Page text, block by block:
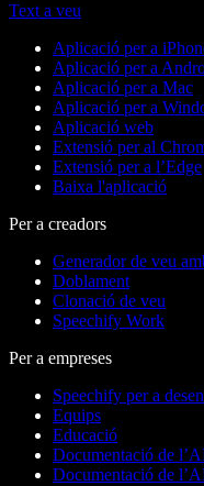
Text a veu
Aplicació per a
Aplicació per a
Aplicació per a Mac
Aplicació per a
Aplicació web
Extensió per al
Extensió per a l’Edge
Baixa l'aplicació
Per a creadors
Generador de veu
Doblament
Clonació de veu
Speechify Work
Per a empreses
Speechify per a
Equips
Educació
Documentació de
Documentació de